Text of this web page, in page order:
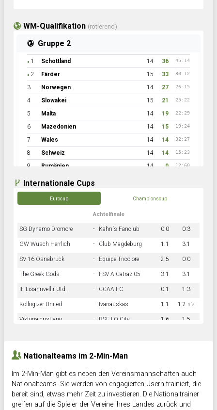
WM-Qualifikation (rotierend)
Gruppe 2
● 1 Schottland 14 36 45:14
● 2 Färöer 15 33 30:12
3 Norwegen 14 27 26:15
4 Slowakei 15 21 25:22
5 Malta 14 19 22:29
6 Mazedonien 14 15 19:24
7 Wales 14 14 32:27
8 Schweiz 14 14 15:23
9 Rumänien 14 0 12:60
Internationale Cups
Eurocup Championscup
Achtelfinale
SG Dynamo Dromore - Kahn´s Fanclub 0:0 0:3
GW Wusch Herrlich - Club Magdeburg 1:1 3:1
SV 16 Osnabrück - Equipe Tricolore 2:5 0:0
The Greek Gods - FSV AlCatraz 05 3:1 3:1
IF Lisannvellir Utd. - CCAA FC 0:1 1:3
Kollogizer United - Ivanauskas 1:1 1:2 n.V.
Viktoria cristiano - BSF LO-City 1:6 1:5
Nationalteams im 2-Min-Man
Im 2-Min-Man gibt es neben den Vereinsmannschaften auch
Nationalteams. Sie werden von engagierten Usern trainiert, die
bereit sind, etwas mehr Zeit zu investieren. Die Nationaltrainer
greifen auf die Spieler der Vereine ihres Landes zurück und